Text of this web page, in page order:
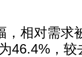
，相对需求
46.4%，